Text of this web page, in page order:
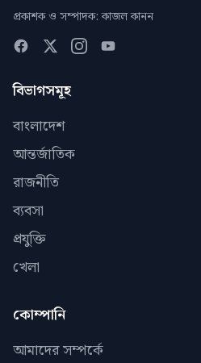
প্রকাশক ও সম্পাদক: কাজল কানন
বিভাগসমূহ
বাংলাদেশ
আন্তর্জাতিক
রাজনীতি
ব্যবসা
প্রযুক্তি
খেলা
কোম্পানি
আমাদের সম্পর্কে